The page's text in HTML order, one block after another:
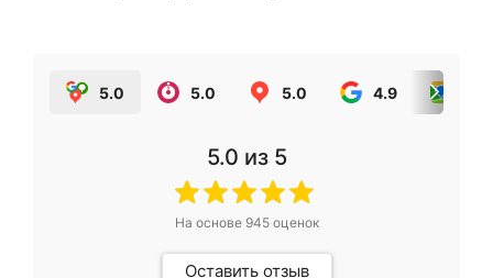
5.0 5.0 5.0 4.9
5.0 из 5
На основе 945оценок
Оставить отзыв